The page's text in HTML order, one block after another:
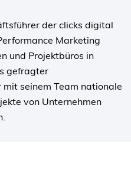
der clicks digital
Marketing
und Projektbüros in
gefragter
seinem Team nationale
von Unternehmen